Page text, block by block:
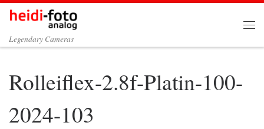
Zum Inhalt springen
Legendary Cameras
Rolleiflex-2.8f-Platin-100-
2024-103